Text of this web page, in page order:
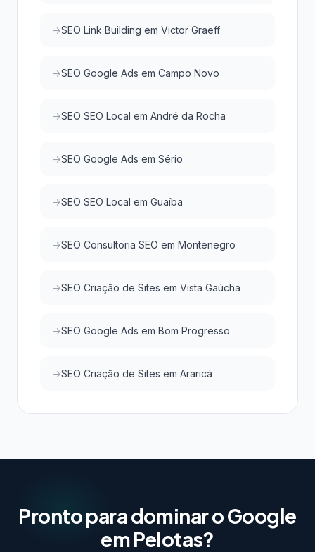
SEO Link Building em Victor Graeff
SEO Google Ads em Campo Novo
SEO SEO Local em André da Rocha
SEO Google Ads em Sério
SEO SEO Local em Guaíba
SEO Consultoria SEO em Montenegro
SEO Criação de Sites em Vista Gaúcha
SEO Google Ads em Bom Progresso
SEO Criação de Sites em Araricá
Pronto para dominar o Google
em Pelotas?